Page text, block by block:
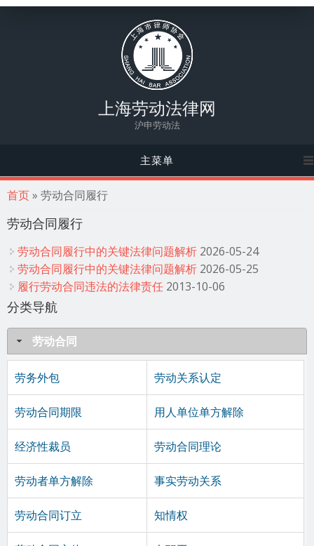
上海劳动法律网
沪申劳动法
主菜单
你在这里
首页» 劳动合同履行
劳动合同履行
劳动合同履行中的关键法律问题解析 2026-05-24
劳动合同履行中的关键法律问题解析 2026-05-25
履行劳动合同违法的法律责任 2013-10-06
分类导航
劳动合同
劳务外包 劳动关系认定
劳动合同期限 用人单位单方解除
经济性裁员 劳动合同理论
劳动者单方解除 事实劳动关系
劳动合同订立 知情权